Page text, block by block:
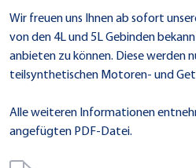
Wir freuen uns Ihnen ab sofort
von den 4L und 5L Gebinden
anbieten zu können. Diese werden
teilsynthetischen Motoren- und
Alle weiteren Informationen
angefügten PDF-Datei.